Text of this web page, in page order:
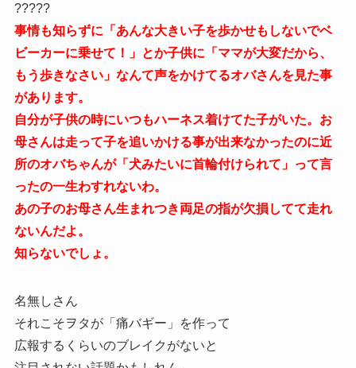
?????
事情も知らずに「あんな大きい子を歩かせもしないでベ
ビーカーに乗せて！」とか子供に「ママが大変だから、
もう歩きなさい」なんて声をかけてるオバさんを見た事
があります。
自分が子供の時にいつもハーネス着けてた子がいた。お
母さんは走って子を追いかける事が出来なかったのに近
所のオバちゃんが「犬みたいに首輪付けられて」って言
ったの一生わすれないわ。
あの子のお母さん生まれつき両足の指が欠損してて走れ
ないんだよ。
知らないでしょ。
名無しさん
それこそヲタが「痛バギー」を作って
広報するくらいのブレイクがないと